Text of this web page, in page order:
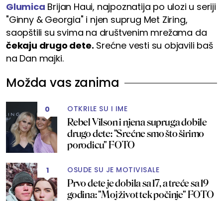
Glumica Brijan Haui, najpoznatija po ulozi u seriji
"Ginny & Georgia" i njen suprug Met Ziring,
saopštili su svima na društvenim mrežama da
čekaju drugo dete. Srećne vesti su objavili baš
na Dan majki.
Možda vas zanima
0 OTKRILE SU I IME
Rebel Vilson i njena supruga dobile
drugo dete: "Srećne smo što širimo
porodicu" FOTO
1 OSUDE SU JE MOTIVISALE
Prvo dete je dobila sa 17, a treće sa 19
godina: "Moj život tek počinje" FOTO